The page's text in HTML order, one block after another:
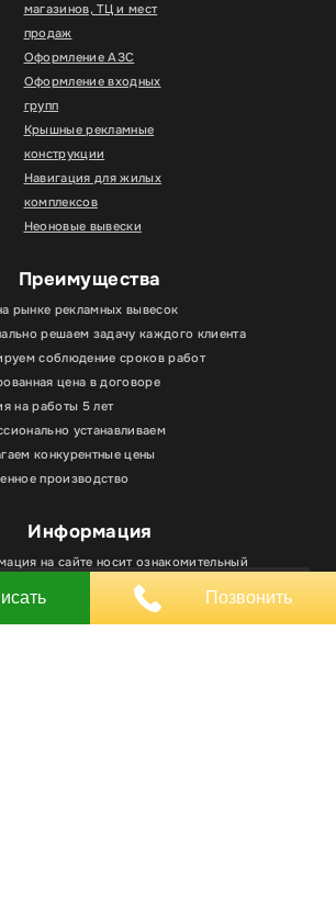
магазинов, ТЦ и мест
продаж
Оформление АЗС
Оформление входных
групп
Крышные рекламные
конструкции
Навигация для жилых
комплексов
Неоновые вывески
Преимущества
рынке рекламных вывесок
решаем задачу каждого клиента
соблюдение сроков работ
цена в договоре
на работы 5 лет
устанавливаем
конкурентные цены
производство
Информация
на сайте носит ознакомительный
и не является публичной офертой.
можете отключить файлы
Позвонить